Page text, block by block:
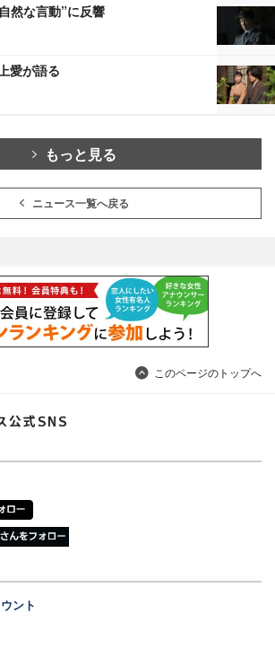
然な言動”に反響
愛が語る
もっと見る
ニュース一覧へ戻る
このページのトップへ
ント